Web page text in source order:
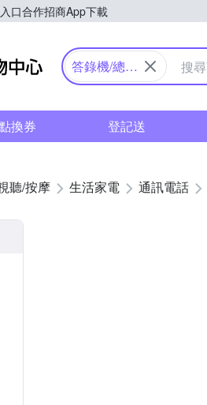
口合作招商App下載
Yahoo購物中心
答錄機/總機
換券 登記送
聽/按摩 生活家電 通訊電話